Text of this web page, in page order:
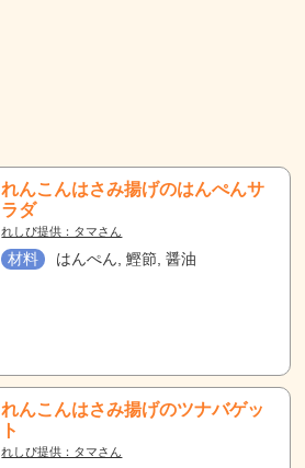
れんこんはさみ揚げのはんぺんサ
ラダ
れしぴ提供：タマさん
材料 はんぺん, 鰹節, 醤油
れんこんはさみ揚げのツナバゲッ
ト
れしぴ提供：タマさん